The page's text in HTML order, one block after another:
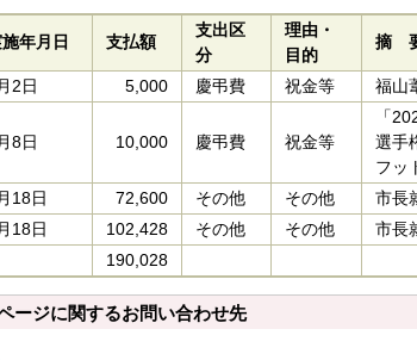
年月日 支払額
支出区
分
理由・
目的
摘
2日 5,000 慶弔費 祝金等 福山
8日 10,000 慶弔費 祝金等
「
選手
フッ
18日 72,600 その他 その他
市長
18日 102,428 その他 その他
市長
190,028
ージに関するお問い合わせ先